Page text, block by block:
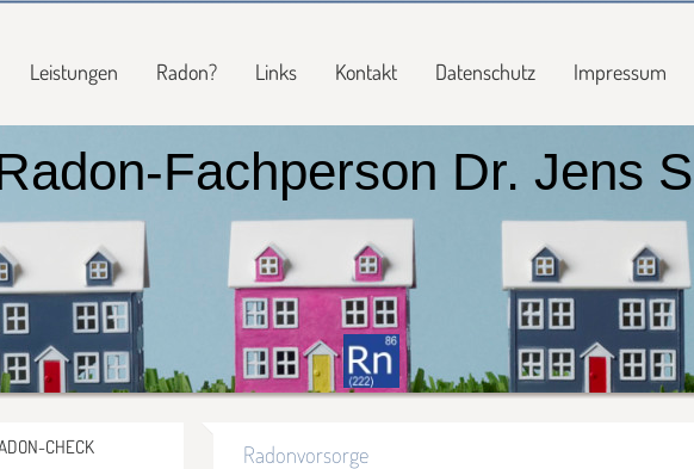
Leistungen Radon? Links Kontakt Datenschutz Impressum
Fachperson Dr. Jens
CHECK Radonvorsorge